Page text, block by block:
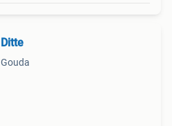
Ditte
Gouda